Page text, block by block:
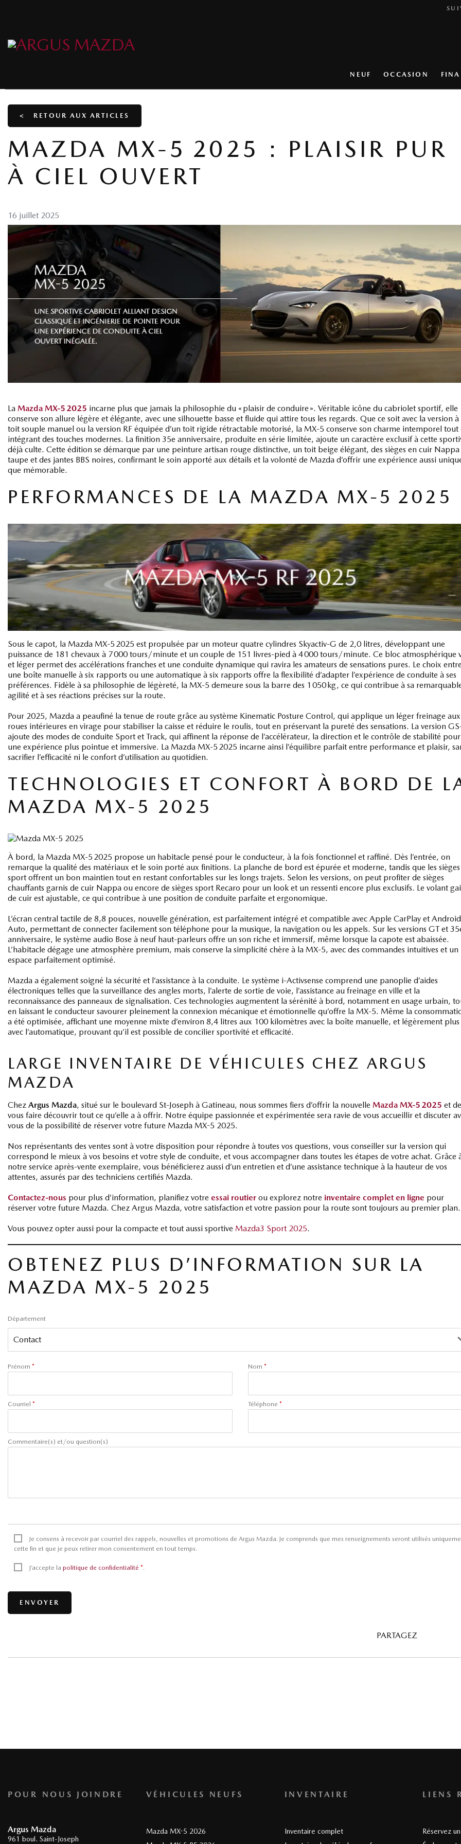
NEUF OCCASION
< RETOUR AUX ARTICLES
MAZDA MX‑5 2025 : PLAISIR PUR
À CIEL OUVERT
16 juillet 2025
La Mazda MX‑5 2025 incarne plus que jamais la philosophie du « plaisir de conduire ». Véritable icône du cabriolet sportif, elle
conserve son allure légère et élégante, avec une silhouette basse et fluide qui attire tous les regards. Que ce soit avec la version à
toit souple manuel ou la version RF équipée d’un toit rigide rétractable motorisé, la MX‑5 conserve son charme intemporel tout
intégrant des touches modernes. La finition 35e anniversaire, produite en série limitée, ajoute un caractère exclusif à cette
déjà culte. Cette édition se démarque par une peinture artisan rouge distinctive, un toit beige élégant, des sièges en cuir Nappa
taupe et des jantes BBS noires, confirmant le soin apporté aux détails et la volonté de Mazda d’offrir une expérience aussi
que mémorable.
PERFORMANCES DE LA MAZDA MX‑5 2025
Sous le capot, la Mazda MX‑5 2025 est propulsée par un moteur quatre cylindres Skyactiv‑G de 2,0 litres, développant une
puissance de 181 chevaux à 7 000 tours/minute et un couple de 151 livres‑pied à 4 000 tours/minute. Ce bloc atmosphérique
et léger permet des accélérations franches et une conduite dynamique qui ravira les amateurs de sensations pures. Le choix
une boîte manuelle à six rapports ou une automatique à six rapports offre la flexibilité d’adapter l’expérience de conduite à ses
préférences. Fidèle à sa philosophie de légèreté, la MX‑5 demeure sous la barre des 1 050 kg, ce qui contribue à sa
agilité et à ses réactions précises sur la route.
Pour 2025, Mazda a peaufiné la tenue de route grâce au système Kinematic Posture Control, qui applique un léger freinage aux
roues intérieures en virage pour stabiliser la caisse et réduire le roulis, tout en préservant la pureté des sensations. La version
ajoute des modes de conduite Sport et Track, qui affinent la réponse de l’accélérateur, la direction et le contrôle de stabilité pour
une expérience plus pointue et immersive. La Mazda MX‑5 2025 incarne ainsi l’équilibre parfait entre performance et plaisir,
sacrifier l’efficacité ni le confort d’utilisation au quotidien.
TECHNOLOGIES ET CONFORT À BORD DE
MAZDA MX-5 2025
À bord, la Mazda MX‑5 2025 propose un habitacle pensé pour le conducteur, à la fois fonctionnel et raffiné. Dès l’entrée, on
remarque la qualité des matériaux et le soin porté aux finitions. La planche de bord est épurée et moderne, tandis que les sièges
sport offrent un bon maintien tout en restant confortables sur les longs trajets. Selon les versions, on peut profiter de sièges
chauffants garnis de cuir Nappa ou encore de sièges sport Recaro pour un look et un ressenti encore plus exclusifs. Le volant
de cuir est ajustable, ce qui contribue à une position de conduite parfaite et ergonomique.
L’écran central tactile de 8,8 pouces, nouvelle génération, est parfaitement intégré et compatible avec Apple CarPlay et Android
Auto, permettant de connecter facilement son téléphone pour la musique, la navigation ou les appels. Sur les versions GT et
anniversaire, le système audio Bose à neuf haut‑parleurs offre un son riche et immersif, même lorsque la capote est abaissée.
L’habitacle dégage une atmosphère premium, mais conserve la simplicité chère à la MX‑5, avec des commandes intuitives et un
espace parfaitement optimisé.
Mazda a également soigné la sécurité et l’assistance à la conduite. Le système i‑Activsense comprend une panoplie d’aides
électroniques telles que la surveillance des angles morts, l’alerte de sortie de voie, l’assistance au freinage en ville et la
reconnaissance des panneaux de signalisation. Ces technologies augmentent la sérénité à bord, notamment en usage urbain,
en laissant le conducteur savourer pleinement la connexion mécanique et émotionnelle qu’offre la MX‑5. Même la
a été optimisée, affichant une moyenne mixte d’environ 8,4 litres aux 100 kilomètres avec la boîte manuelle, et légèrement plus
avec l’automatique, prouvant qu’il est possible de concilier sportivité et efficacité.
LARGE INVENTAIRE DE VÉHICULES CHEZ ARGUS
MAZDA
Chez Argus Mazda, situé sur le boulevard St‑Joseph à Gatineau, nous sommes fiers d’offrir la nouvelle Mazda MX‑5 2025 et de
vous faire découvrir tout ce qu’elle a à offrir. Notre équipe passionnée et expérimentée sera ravie de vous accueillir et discuter
vous de la possibilité de réserver votre future Mazda MX-5 2025.
Nos représentants des ventes sont à votre disposition pour répondre à toutes vos questions, vous conseiller sur la version qui
correspond le mieux à vos besoins et votre style de conduite, et vous accompagner dans toutes les étapes de votre achat. Grâce
notre service après‑vente exemplaire, vous bénéficierez aussi d’un entretien et d’une assistance technique à la hauteur de vos
attentes, assurés par des techniciens certifiés Mazda.
Contactez‑nous pour plus d’information, planifiez votre essai routier ou explorez notre inventaire complet en ligne pour
réserver votre future Mazda. Chez Argus Mazda, votre satisfaction et votre passion pour la route sont toujours au premier plan.
Vous pouvez opter aussi pour la compacte et tout aussi sportive Mazda3 Sport 2025.
OBTENEZ PLUS D’INFORMATION SUR LA
MAZDA MX-5 2025
Département
Prénom * Nom *
Courriel * Téléphone *
Commentaire(s) et/ou question(s)
Je consens à recevoir par courriel des rappels, nouvelles et promotions de Argus Mazda. Je comprends que mes renseignements seront utilisés
cette fin et que je peux retirer mon consentement en tout temps.
J’accepte la politique de confidentialité *.
PARTAGEZ
POUR NOUS JOINDRE
Argus Mazda
961 boul. Saint-Joseph
VÉHICULES NEUFS
Mazda MX-5 2026
INVENTAIRE
Inventaire complet
LIENS
Réservez